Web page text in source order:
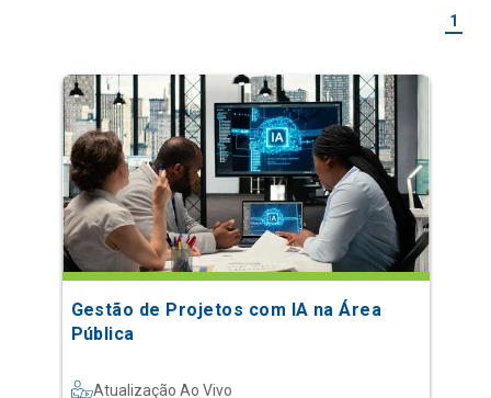
1
Gestão de Projetos com IA na Área
Pública
Atualização Ao Vivo